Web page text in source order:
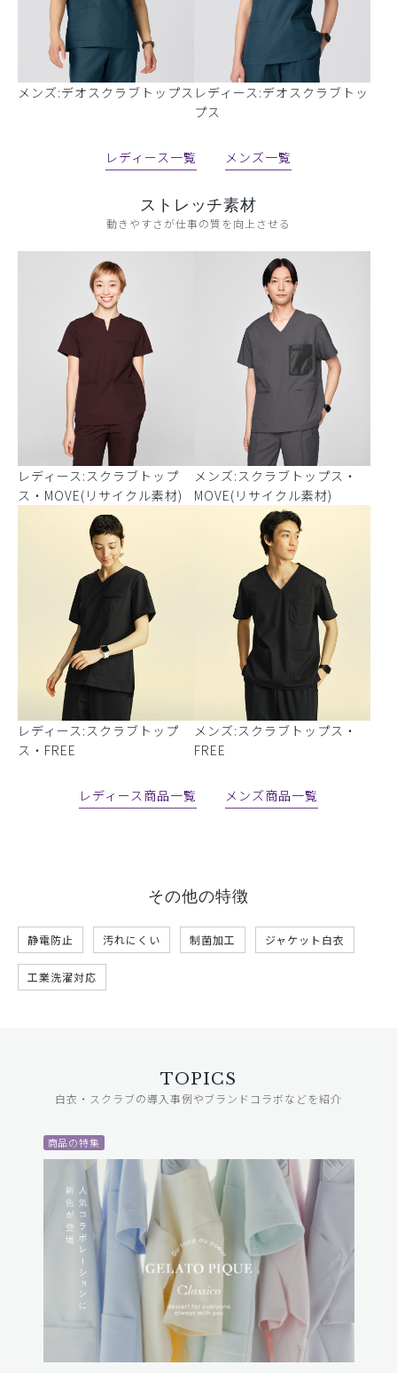
メンズ:デオスクラブトップス レディース:デオスクラブトッ
プス
レディース一覧 メンズ一覧
ストレッチ素材
動きやすさが仕事の質を向上させる
レディース:スクラブトップ
ス・MOVE(リサイクル素材)
メンズ:スクラブトップス・
MOVE(リサイクル素材)
レディース:スクラブトップ
ス・FREE
メンズ:スクラブトップス・
FREE
レディース商品一覧 メンズ商品一覧
その他の特徴
静電防止 汚れにくい 制菌加工 ジャケット白衣
工業洗濯対応
TOPICS
白衣・スクラブの導入事例やブランドコラボなどを紹介
商品の特集